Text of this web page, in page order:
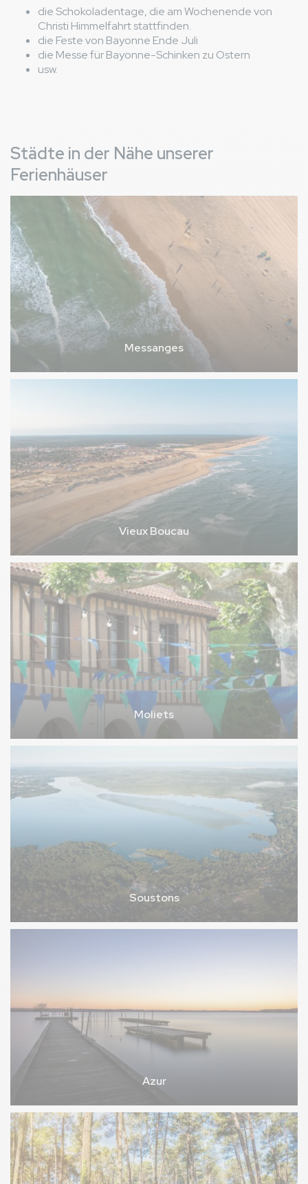
die Schokoladentage, die am Wochenende von
Christi Himmelfahrt stattfinden.
die Feste von Bayonne Ende Juli
die Messe für Bayonne-Schinken zu Ostern
usw.
Städte in der Nähe unserer
Ferienhäuser
Messanges
Vieux Boucau
Moliets
Soustons
Azur